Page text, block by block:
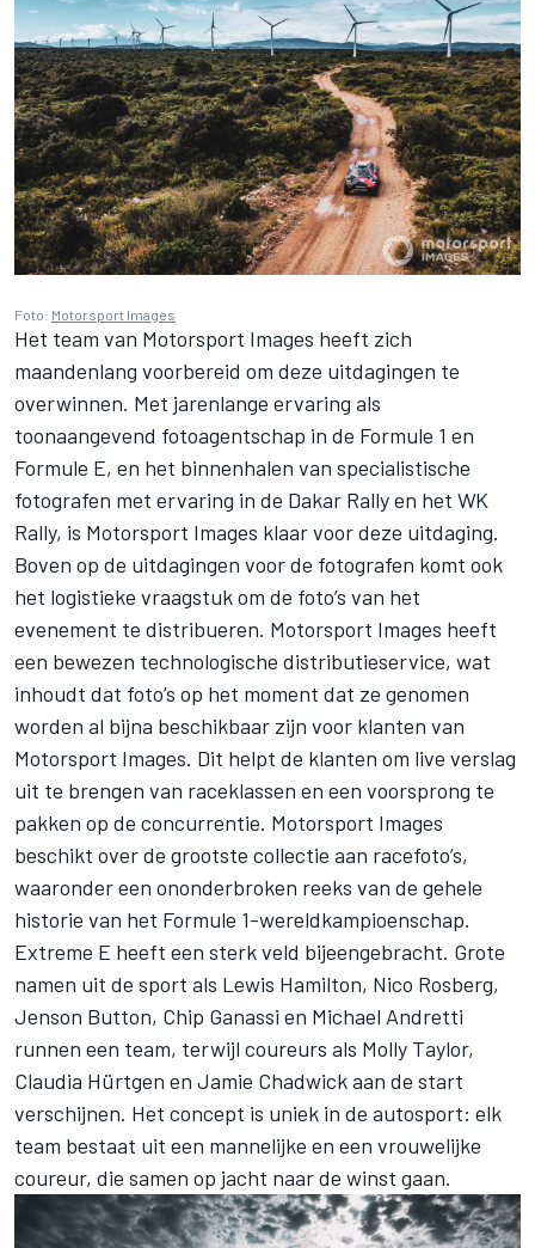
Foto: Motorsport Images
Het team van Motorsport Images heeft zich
maandenlang voorbereid om deze uitdagingen te
overwinnen. Met jarenlange ervaring als
toonaangevend fotoagentschap in de Formule 1 en
Formule E, en het binnenhalen van specialistische
fotografen met ervaring in de Dakar Rally en het WK
Rally, is Motorsport Images klaar voor deze uitdaging.
Boven op de uitdagingen voor de fotografen komt ook
het logistieke vraagstuk om de foto’s van het
evenement te distribueren. Motorsport Images heeft
een bewezen technologische distributieservice, wat
inhoudt dat foto’s op het moment dat ze genomen
worden al bijna beschikbaar zijn voor klanten van
Motorsport Images. Dit helpt de klanten om live verslag
uit te brengen van raceklassen en een voorsprong te
pakken op de concurrentie. Motorsport Images
beschikt over de grootste collectie aan racefoto’s,
waaronder een ononderbroken reeks van de gehele
historie van het Formule 1-wereldkampioenschap.
Extreme E heeft een sterk veld bijeengebracht. Grote
namen uit de sport als Lewis Hamilton, Nico Rosberg,
Jenson Button, Chip Ganassi en Michael Andretti
runnen een team, terwijl coureurs als Molly Taylor,
Claudia Hürtgen en Jamie Chadwick aan de start
verschijnen. Het concept is uniek in de autosport: elk
team bestaat uit een mannelijke en een vrouwelijke
coureur, die samen op jacht naar de winst gaan.